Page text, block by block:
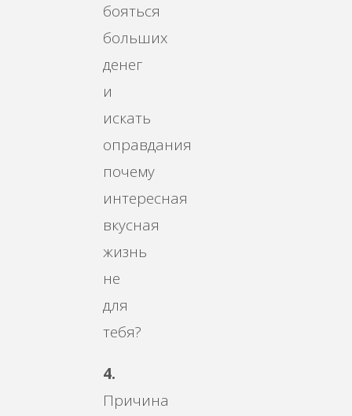
бояться
больших
денег
и
искать
оправдания
почему
интересная
вкусная
жизнь
не
для
тебя?
4.
Причина